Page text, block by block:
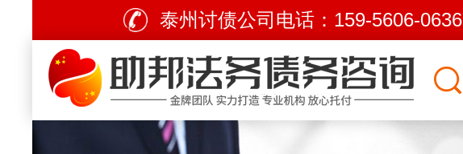
泰州讨债公司电话： 159-5606-0636